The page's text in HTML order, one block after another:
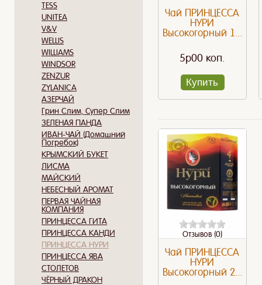
TESS
UNITEA
V&V
WELLIS
WILLIAMS
WINDSOR
ZENZUR
ZYLANICA
АЗЕРЧАЙ
Грин Слим, Супер Слим
ЗЕЛЕНАЯ ПАНДА
ИВАН-ЧАЙ (Домашний
Погребок)
КРЫМСКИЙ БУКЕТ
ЛИСМА
МАЙСКИЙ
НЕБЕСНЫЙ АРОМАТ
ПЕРВАЯ ЧАЙНАЯ
КОМПАНИЯ
ПРИНЦЕССА ГИТА
ПРИНЦЕССА КАНДИ
ПРИНЦЕССА НУРИ
ПРИНЦЕССА ЯВА
СТОЛЕТОВ
ЧЁРНЫЙ ДРАКОН
Чай ПРИНЦЕССА
НУРИ
Высокогорный 1...
5p00 коп.
Купить
Отзывов (0)
Чай ПРИНЦЕССА
НУРИ
Высокогорный 2...